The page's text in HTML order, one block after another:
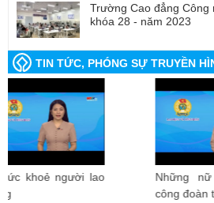
Trường Cao đẳng Công
khóa 28 - năm 2023
TIN TỨC, PHÓNG SỰ TRUYỀN
Những nữ đoàn viên
Sôi
sản